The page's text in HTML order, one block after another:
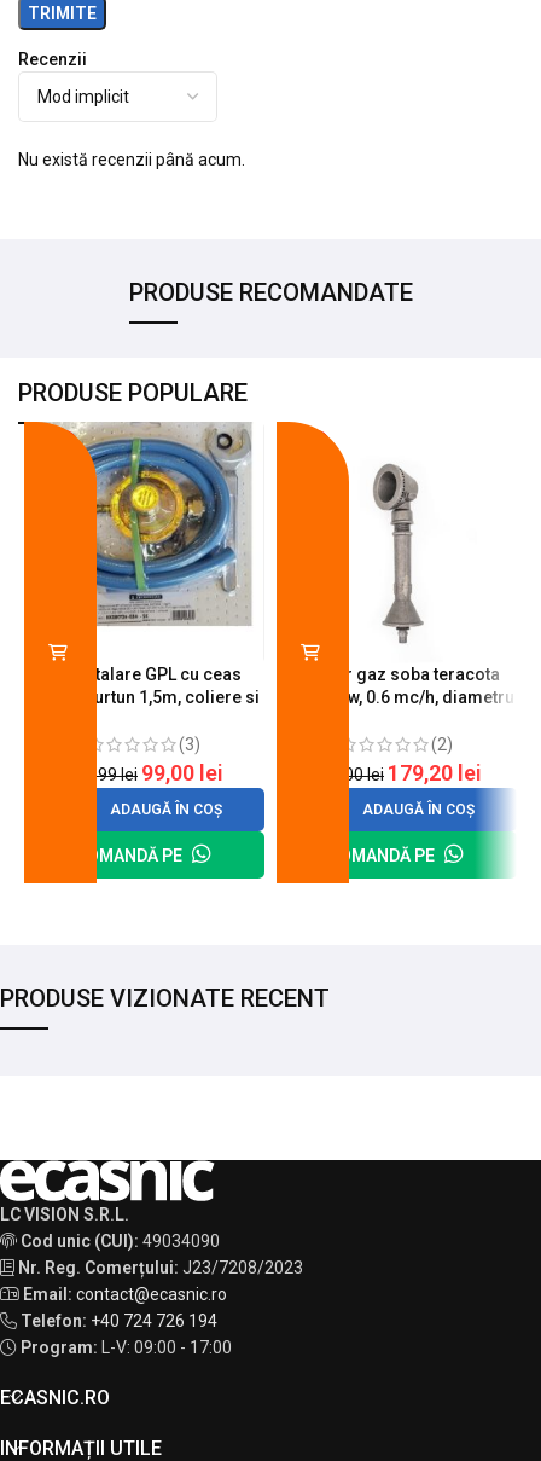
Recenzii
Nu există recenzii până acum.
PRODUSE RECOMANDATE
PRODUSE POPULARE
Kit instalare GPL cu ceas
butelie, furtun 1,5m, coliere si
(3)
120,99lei 99,00 lei
ADAUGĂ ÎN COȘ
COMANDĂ PE
Arzator gaz soba teracota
A600, 6 kw, 0.6 mc/h, diametru
(2)
200,00lei 179,20 lei
ADAUGĂ ÎN COȘ
COMANDĂ PE
PRODUSE VIZIONATE RECENT
LC VISION S.R.L.
Cod unic (CUI): 49034090
Nr. Reg. Comerțului: J23/7208/2023
Email: contact@ecasnic.ro
Telefon: +40 724 726 194
Program:
L-V: 09:00 - 17:00
ECASNIC.RO
INFORMAȚII UTILE